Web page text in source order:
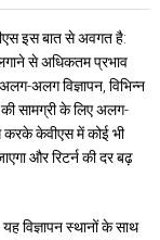
इस बात से अवगत है:
से अधिकतम प्रभाव
अलग विज्ञापन, विभिन्न
सामग्री के लिए अलग-
करके केवीएस में कोई भी
और रिटर्न की दर बढ़
विज्ञापन स्थानों के साथ